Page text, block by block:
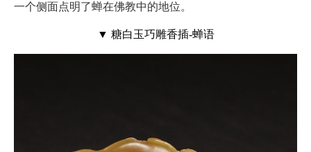
一个侧面点明了蝉在佛教中的地位。
▼ 糖白玉巧雕香插-蝉语